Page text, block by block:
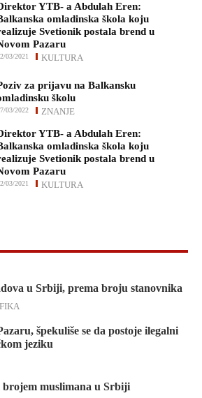
YTB- a Abdulah Eren:
omladinska škola koju
Svetionik postala brend u
Pazaru
KULTURA
03/2021
za prijavu na Balkansku
školu
ZNANJE
03/2022
YTB- a Abdulah Eren:
omladinska škola koju
Svetionik postala brend u
Pazaru
KULTURA
03/2021
u Srbiji, prema broju stanovnika
špekuliše se da postoje ilegalni
jeziku
brojem muslimana u Srbiji